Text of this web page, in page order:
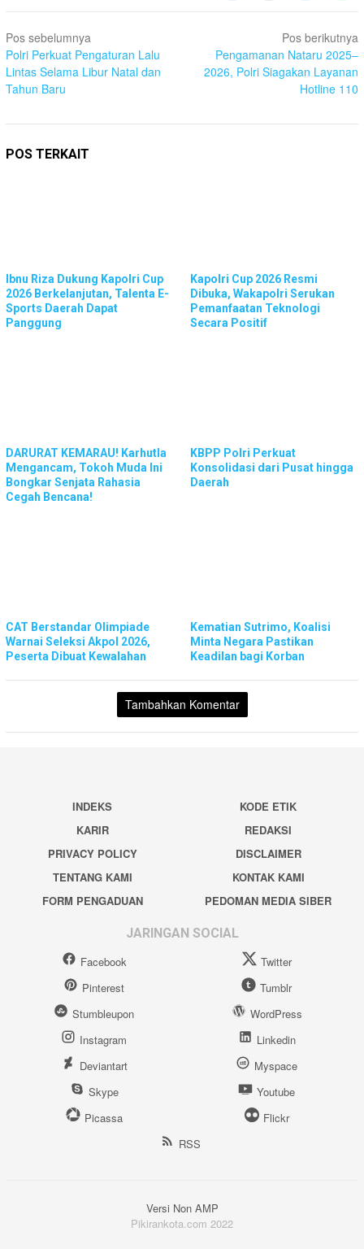
Navigasi
pos
Pos sebelumnya
Polri Perkuat Pengaturan Lalu
Lintas Selama Libur Natal dan
Tahun Baru
Pos berikutnya
Pengamanan Nataru 2025–
2026, Polri Siagakan Layanan
Hotline 110
POS TERKAIT
Ibnu Riza Dukung Kapolri Cup
2026 Berkelanjutan, Talenta E-
Sports Daerah Dapat
Panggung
Kapolri Cup 2026 Resmi
Dibuka, Wakapolri Serukan
Pemanfaatan Teknologi
Secara Positif
DARURAT KEMARAU! Karhutla
Mengancam, Tokoh Muda Ini
Bongkar Senjata Rahasia
Cegah Bencana!
KBPP Polri Perkuat
Konsolidasi dari Pusat hingga
Daerah
CAT Berstandar Olimpiade
Warnai Seleksi Akpol 2026,
Peserta Dibuat Kewalahan
Kematian Sutrimo, Koalisi
Minta Negara Pastikan
Keadilan bagi Korban
Tambahkan Komentar
INDEKS
KODE ETIK
KARIR
REDAKSI
PRIVACY POLICY
DISCLAIMER
TENTANG KAMI
KONTAK KAMI
FORM PENGADUAN
PEDOMAN MEDIA SIBER
JARINGAN SOCIAL
Facebook
Twitter
Pinterest
Tumblr
Stumbleupon
WordPress
Instagram
Linkedin
Deviantart
Myspace
Skype
Youtube
Picassa
Flickr
RSS
Versi Non AMP
Pikirankota.com 2022